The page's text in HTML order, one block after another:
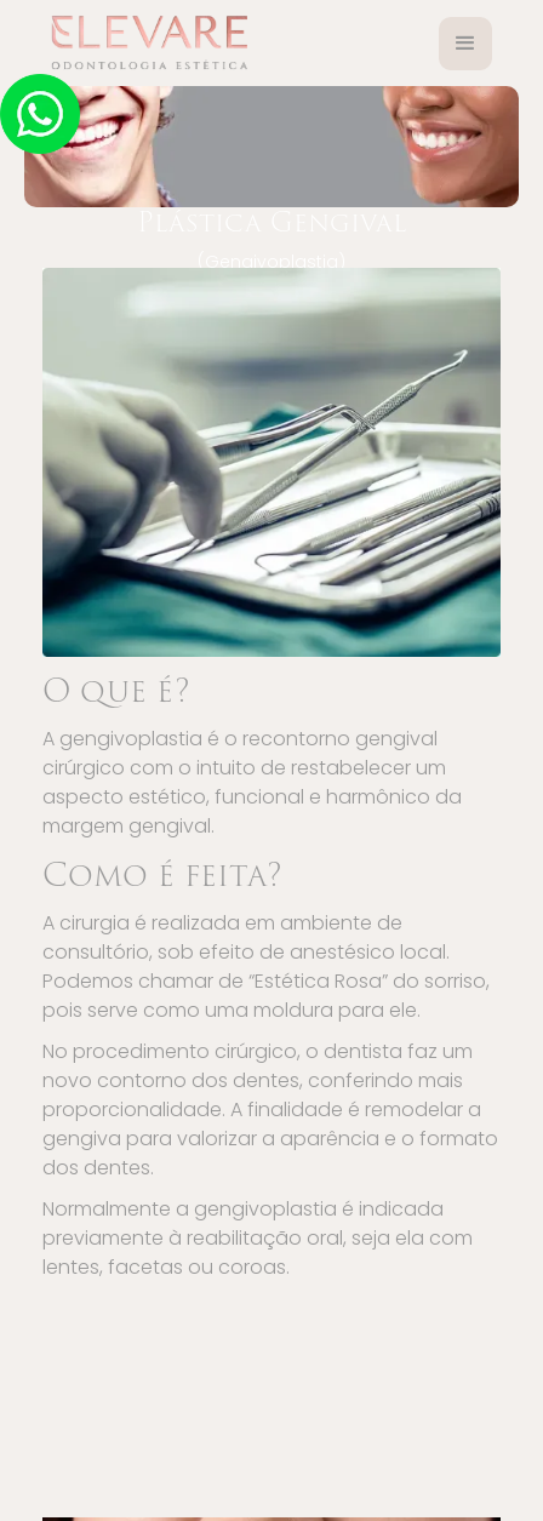
(Gengivoplastia)
O que é?
A gengivoplastia é o recontorno gengival
cirúrgico com o intuito de restabelecer um
aspecto estético, funcional e harmônico da
margem gengival.
Como é feita?
A cirurgia é realizada em ambiente de
consultório, sob efeito de anestésico local.
Podemos chamar de “Estética Rosa” do sorriso,
pois serve como uma moldura para ele.
No procedimento cirúrgico, o dentista faz um
novo contorno dos dentes, conferindo mais
proporcionalidade. A finalidade é remodelar a
gengiva para valorizar a aparência e o formato
dos dentes.
Normalmente a gengivoplastia é indicada
previamente à reabilitação oral, seja ela com
lentes, facetas ou coroas.